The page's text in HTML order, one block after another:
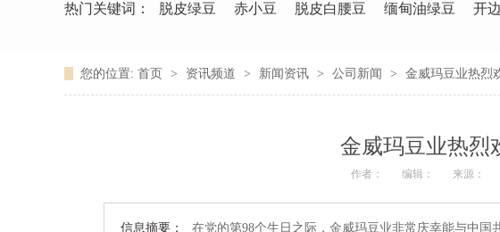
热门关键词： 脱皮绿豆 赤小豆 脱皮白腰豆 缅甸油绿豆 开
您的位置: 首页 > 资讯频道 > 新闻资讯 > 公司新闻 > 金威玛豆业热烈
金威玛豆业热烈
作者： 编辑： 来源：
信息摘要： 在党的第98个生日之际，金威玛豆业非常庆幸能与中